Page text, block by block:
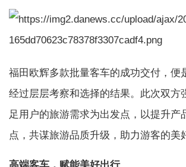
福田欧辉多款批量客车的成功交付，便
经过层层考察和选择的结果。此次双方
足用户的旅游需求为出发点，以提升产
点，共谋旅游品质升级，助力游客的美